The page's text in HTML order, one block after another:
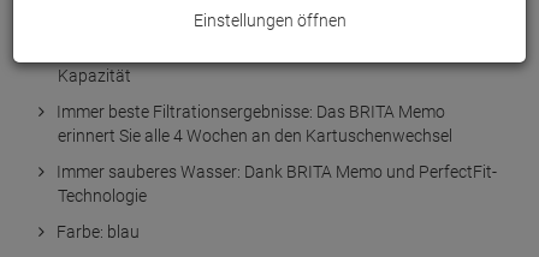
Kapazität
Immer beste Filtrationsergebnisse: Das BRITA Memo
erinnert Sie alle 4 Wochen an den Kartuschenwechsel
Immer sauberes Wasser: Dank BRITA Memo und PerfectFit-
Technologie
Farbe: blau
Einstellungen öffnen